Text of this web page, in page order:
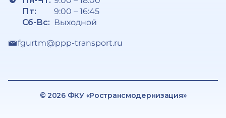
Пт:
Сб-Вс:
9:00 – 16:45
Выходной
fgurtm@ppp-transport.ru
© 2026 ФКУ «Ространсмодернизация»